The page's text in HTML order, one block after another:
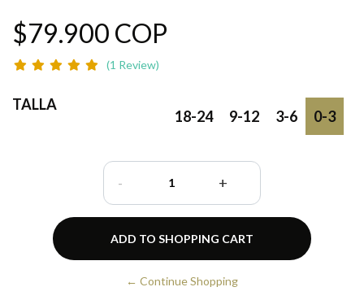
$79.900 COP
(1 Review)
TALLA
0-3
3-6
9-12
18-24
- +
← Continue Shopping